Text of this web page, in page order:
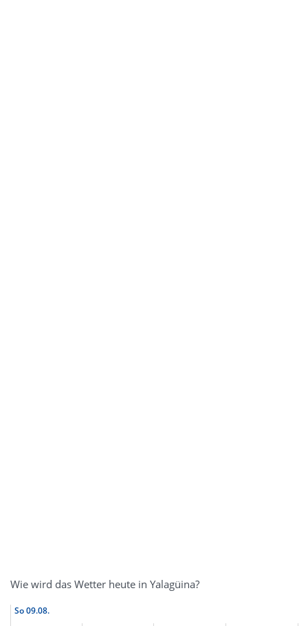
Wie wird das Wetter heute in Yalagüina?
So09.08.